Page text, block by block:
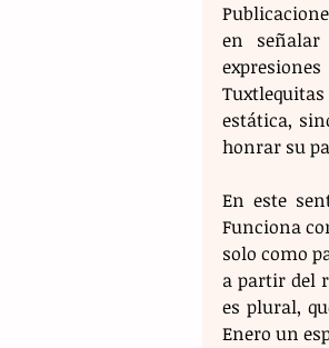
en
estática,
honrar su
En este
Funciona
solo como
a partir del
es plural,
Enero un